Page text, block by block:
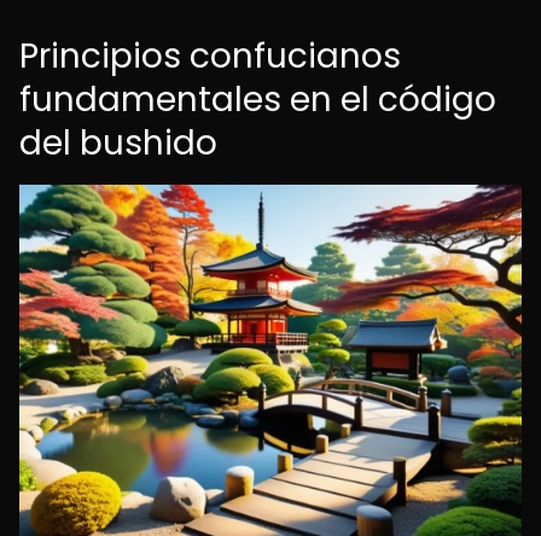
Principios confucianos
fundamentales en el código
del bushido